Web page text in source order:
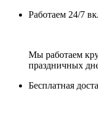
Работаем 24/7
Мы работаем
праздничных
Бесплатная